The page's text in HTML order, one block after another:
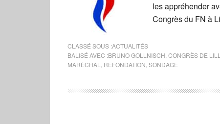
les appréhender
Congrès du FN à
CLASSÉ SOUS :ACTUALITÉS
BALISÉ AVEC :BRUNO GOLLNISCH CONGRÈS DE
MARÉCHAL
REFONDATION SONDAGE